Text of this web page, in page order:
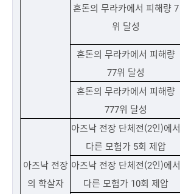
혼돈의 무라카에서 피해량 7
위 달성
혼돈의 무라카에서 피해량
77위 달성
혼돈의 무라카에서 피해량
777위 달성
아즈낙 전장
의 학살자
아즈낙 전장 단체전(2인)에서
다른 모험가 5회 제압
아즈낙 전장 단체전(2인)에서
다른 모험가 10회 제압